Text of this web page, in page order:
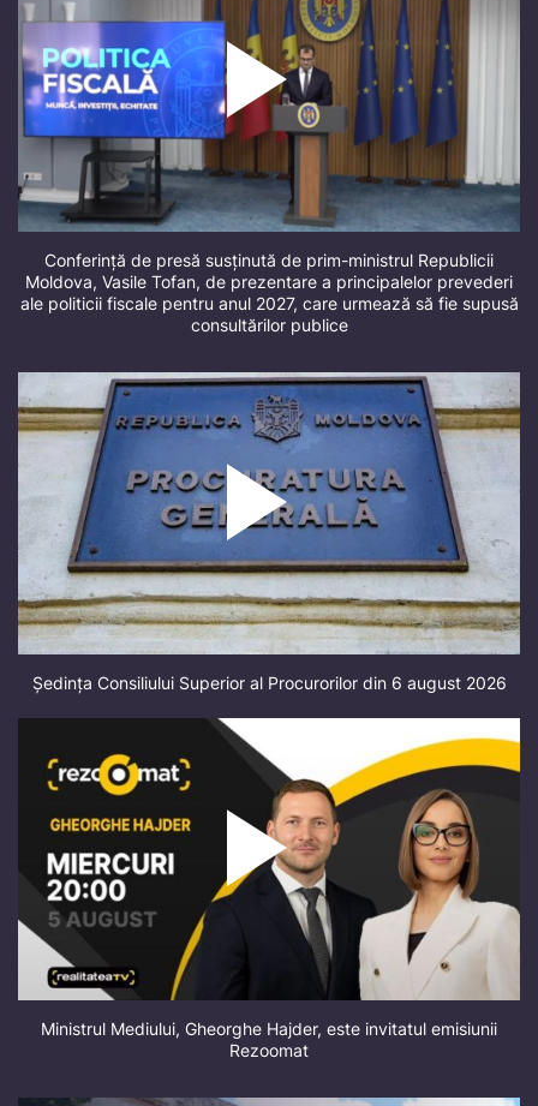
Conferință de presă susținută de prim-ministrul Republicii
Moldova, Vasile Tofan, de prezentare a principalelor prevederi
ale politicii fiscale pentru anul 2027, care urmează să fie supusă
consultărilor publice
Ședința Consiliului Superior al Procurorilor din 6 august 2026
Ministrul Mediului, Gheorghe Hajder, este invitatul emisiunii
Rezoomat